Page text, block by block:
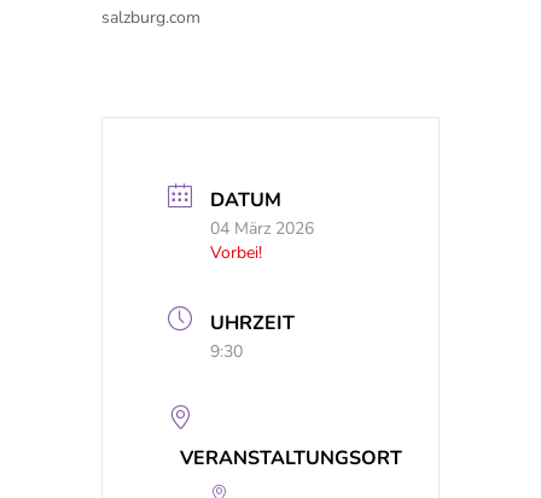
salzburg.com
DATUM
04 März 2026
Vorbei!
UHRZEIT
9:30
VERANSTALTUNGSORT